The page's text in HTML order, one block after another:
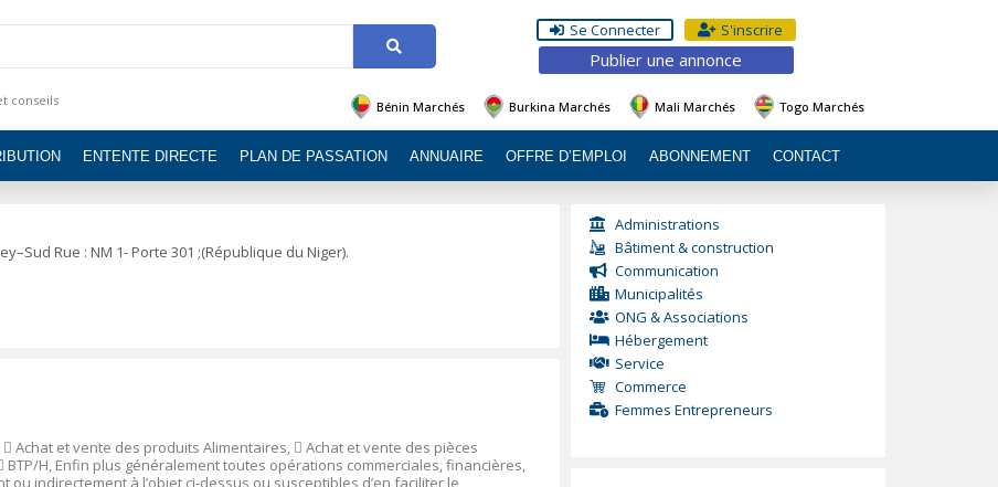
Se Connecter S'inscrire
Publier une annonce
conseils Bénin Marchés Burkina Marchés Mali Marchés Togo Marchés
ENTENTE DIRECTE PLAN DE PASSATION ANNUAIRE OFFRE D’EMPLOI ABONNEMENT CONTACT
Rue : NM 1- Porte 301 ;(République du Niger).
 Achat et vente des produits Alimentaires,  Achat et vente des pièces
BTP/H, Enfin plus généralement toutes opérations commerciales, financières,
indirectement à l’objet ci-dessus ou susceptibles d’en faciliter le
Administrations
Bâtiment & construction
Communication
Municipalités
ONG & Associations
Hébergement
Service
Commerce
Femmes Entrepreneurs